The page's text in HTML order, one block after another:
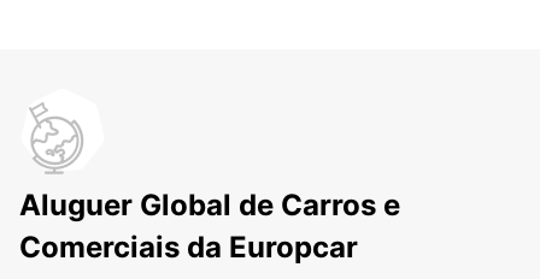
Aluguer Global de Carros e
Comerciais da Europcar